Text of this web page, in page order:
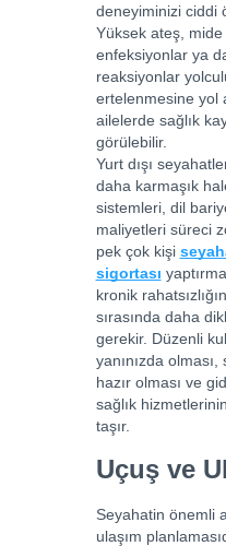
deneyiminizi ciddi
Yüksek ateş, mide
enfeksiyonlar ya
reaksiyonlar
ertelenmesine yol
ailelerde sağlık
görülebilir.
Yurt dışı
daha karmaşık
sistemleri, dil
maliyetleri süreci
pek çok kişi
sigortası
kronik
sırasında daha
gerekir. Düzenli
yanınızda olması,
hazır olması ve
sağlık
taşır.
Uçuş ve
Seyahatin önemli
ulaşım